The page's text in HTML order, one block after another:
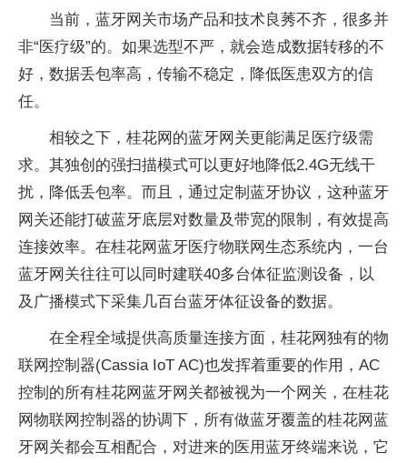
当前，蓝牙网关市场产品和技术良莠不齐，很多并
非“医疗级”的。如果选型不严，就会造成数据转移的不
好，数据丢包率高，传输不稳定，降低医患双方的信
任。
相较之下，桂花网的蓝牙网关更能满足医疗级需
求。其独创的强扫描模式可以更好地降低2.4G无线干
扰，降低丢包率。而且，通过定制蓝牙协议，这种蓝牙
网关还能打破蓝牙底层对数量及带宽的限制，有效提高
连接效率。在桂花网蓝牙医疗物联网生态系统内，一台
蓝牙网关往往可以同时建联40多台体征监测设备，以
及广播模式下采集几百台蓝牙体征设备的数据。
在全程全域提供高质量连接方面，桂花网独有的物
联网控制器(Cassia IoT AC)也发挥着重要的作用，AC
控制的所有桂花网蓝牙网关都被视为一个网关，在桂花
网物联网控制器的协调下，所有做蓝牙覆盖的桂花网蓝
牙网关都会互相配合，对进来的医用蓝牙终端来说，它